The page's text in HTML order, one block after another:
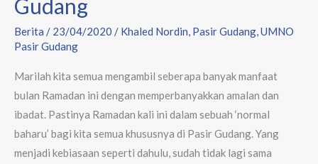
Gudang
Berita / 23/04/2020 / Khaled Nordin, Pasir Gudang,UMNO
Pasir Gudang
Marilah kita semua mengambil seberapa banyak manfaat
bulan Ramadan ini dengan memperbanyakkan amalan dan
ibadat. Pastinya Ramadan kali ini dalam sebuah ‘normal
baharu’ bagi kita semua khususnya di Pasir Gudang. Yang
menjadi kebiasaan seperti dahulu, sudah tidak lagi sama